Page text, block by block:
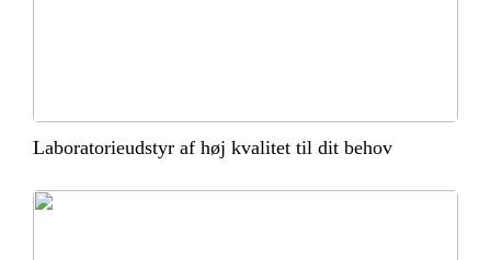
Laboratorieudstyr af høj kvalitet til dit behov